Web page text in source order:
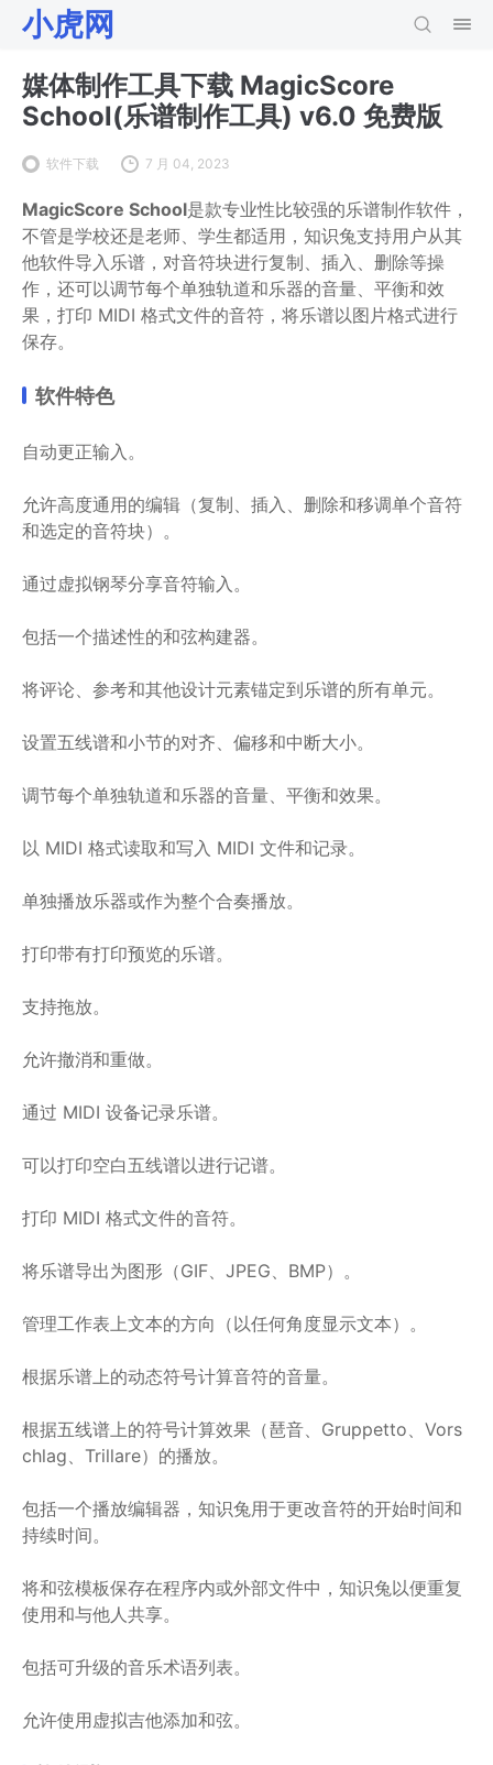
小虎网
媒体制作工具下载 MagicScore
School(乐谱制作工具) v6.0 免费版
软件下载 7 月 04, 2023
MagicScore School是款专业性比较强的乐谱制作软件，
不管是学校还是老师、学生都适用，知识兔支持用户从其
他软件导入乐谱，对音符块进行复制、插入、删除等操
作，还可以调节每个单独轨道和乐器的音量、平衡和效
果，打印 MIDI 格式文件的音符，将乐谱以图片格式进行
保存。
软件特色
自动更正输入。
允许高度通用的编辑（复制、插入、删除和移调单个音符
和选定的音符块）。
通过虚拟钢琴分享音符输入。
包括一个描述性的和弦构建器。
将评论、参考和其他设计元素锚定到乐谱的所有单元。
设置五线谱和小节的对齐、偏移和中断大小。
调节每个单独轨道和乐器的音量、平衡和效果。
以 MIDI 格式读取和写入 MIDI 文件和记录。
单独播放乐器或作为整个合奏播放。
打印带有打印预览的乐谱。
支持拖放。
允许撤消和重做。
通过 MIDI 设备记录乐谱。
可以打印空白五线谱以进行记谱。
打印 MIDI 格式文件的音符。
将乐谱导出为图形（GIF、JPEG、BMP）。
管理工作表上文本的方向（以任何角度显示文本）。
根据乐谱上的动态符号计算音符的音量。
根据五线谱上的符号计算效果（琶音、Gruppetto、Vors
chlag、Trillare）的播放。
包括一个播放编辑器，知识兔用于更改音符的开始时间和
持续时间。
将和弦模板保存在程序内或外部文件中，知识兔以便重复
使用和与他人共享。
包括可升级的音乐术语列表。
允许使用虚拟吉他添加和弦。